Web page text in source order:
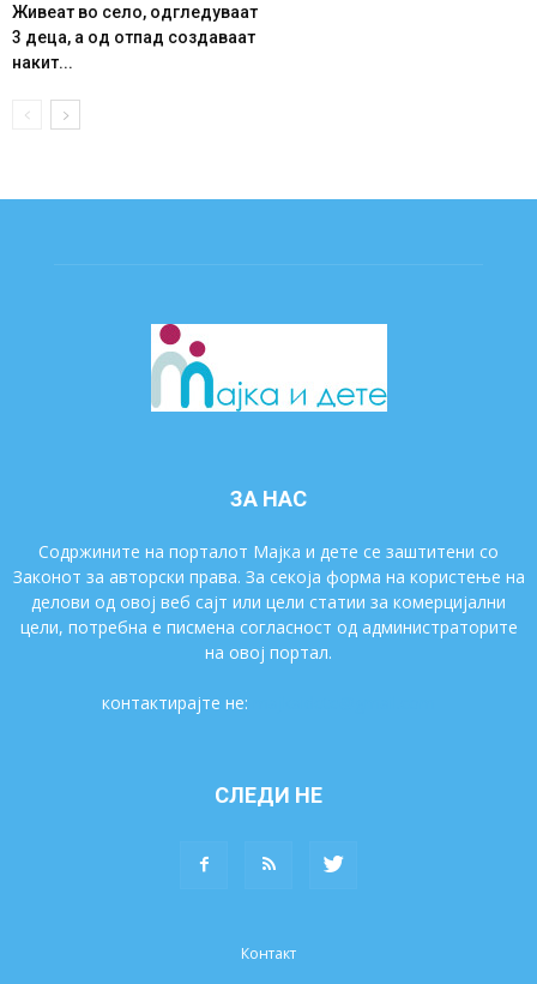
Живеат во село, одгледуваат
3 деца, а од отпад создаваат
накит...
ЗА НАС
Содржините на порталот Мајка и дете се заштитени со
Законот за авторски права. За секоја форма на користење на
делови од овој веб сајт или цели статии за комерцијални
цели, потребна е писмена согласност од администраторите
на овој портал.
контактирајте не:
СЛЕДИ НЕ
Контакт